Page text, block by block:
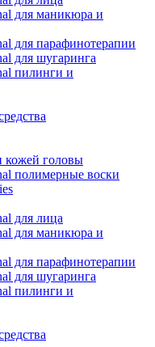
для маникюра и
для парафинотерапии
для шугаринга
пилинги и
кожей головы
полимерные воски
для лица
для маникюра и
для парафинотерапии
для шугаринга
пилинги и